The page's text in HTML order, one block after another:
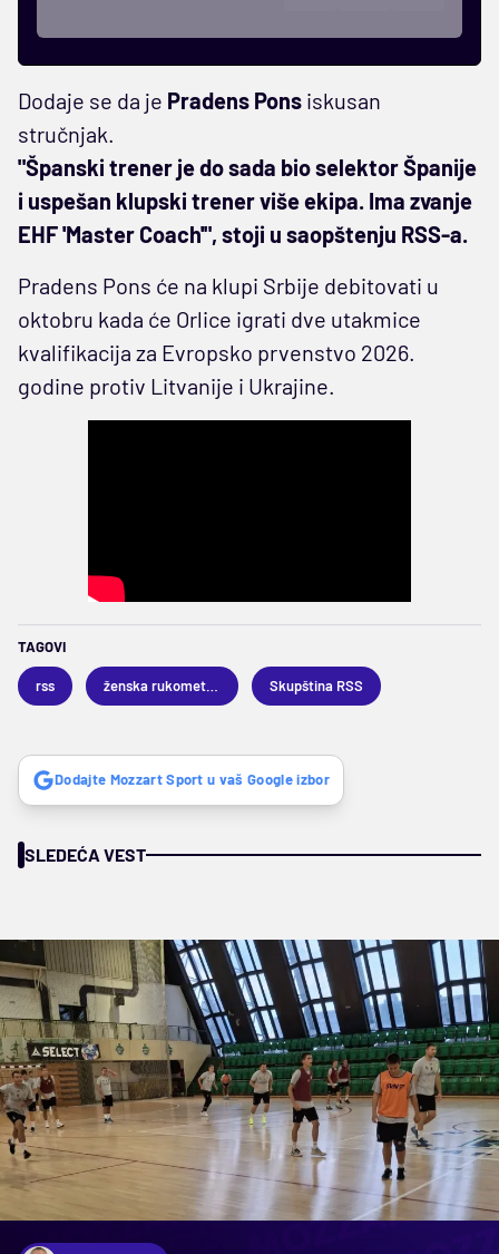
Dodaje se da je Pradens Pons iskusan
stručnjak.
"Španski trener je do sada bio selektor Španije
i uspešan klupski trener više ekipa. Ima zvanje
EHF 'Master Coach'", stoji u saopštenju RSS-a.
Pradens Pons će na klupi Srbije debitovati u
oktobru kada će Orlice igrati dve utakmice
kvalifikacija za Evropsko prvenstvo 2026.
godine protiv Litvanije i Ukrajine.
TAGOVI
rss Skupština RSS
Dodajte Mozzart Sport u vaš Google izbor
SLEDEĆA VEST